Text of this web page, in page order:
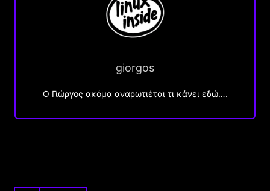
giorgos
Ο Γιώργος ακόμα αναρωτιέται τι κάνει εδώ….